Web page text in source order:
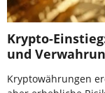
Krypto-
und
Kryptowährungen